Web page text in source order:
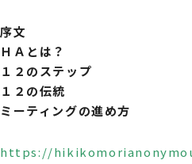
序文
ＨＡとは？
１２のステップ
１２の伝統
ミーティングの進め方
https://